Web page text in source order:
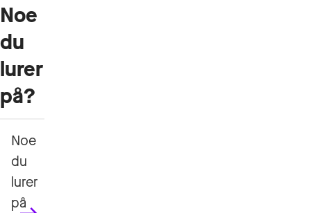
Noe
du
lurer
på?
Noe
du
lurer
på